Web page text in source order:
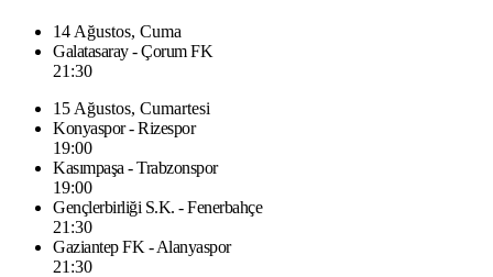
14 Ağustos, Cuma
Galatasaray - Çorum FK
21:30
15 Ağustos, Cumartesi
Konyaspor - Rizespor
19:00
Kasımpaşa - Trabzonspor
19:00
Gençlerbirliği S.K. - Fenerbahçe
21:30
Gaziantep FK - Alanyaspor
21:30